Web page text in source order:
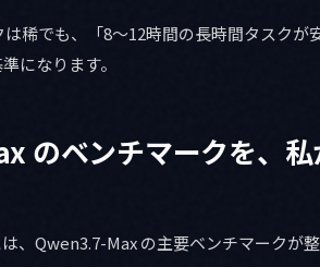
稀でも、「8〜12時間の長時間タスク
になります。
のベンチマークを、
、Qwen3.7-Max の主要ベンチマークが